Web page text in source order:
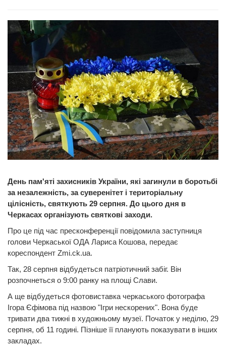
День пам'яті захисників України, які загинули в боротьбі
за незалежність, за суверенітет і територіальну
цілісність, святкують 29 серпня. До цього дня в
Черкасах організують святкові заходи.
Про це під час пресконференції повідомила заступниця
голови Черкаської ОДА Лариса Кошова, передає
кореспондент Zmi.ck.ua.
Так, 28 серпня відбудеться патріотичний забіг. Він
розпочнеться о 9:00 ранку на площі Слави.
А ще відбудеться фотовиставка черкаського фотографа
Ігора Єфімова під назвою "Ігри нескорених". Вона буде
тривати два тижні в художньому музеї. Початок у неділю, 29
серпня, об 11 годині. Пізніше її планують показувати в інших
закладах.